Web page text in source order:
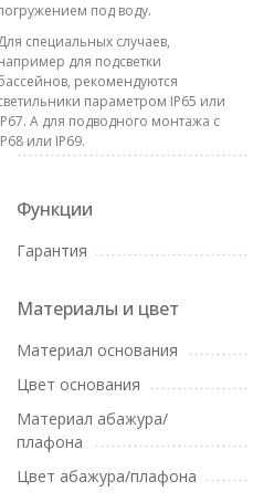
под воду.
специальных случаев,
для подсветки
рекомендуются
параметром IP65 или
А для подводного монтажа с
или IP69.
Функции
Гарантия
Материалы и цвет
Материал основания
Цвет основания
Материал абажура/
плафона
Цвет абажура/плафона